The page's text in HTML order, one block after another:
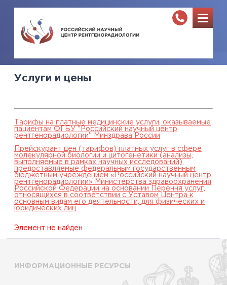
Услуги и цены
Тарифы на платные медицинские услуги, оказываемые
пациентам ФГБУ "Российский научный центр
рентгенорадиологии" Минздрава России
Прейскурант цен (тарифов) платных услуг в сфере
молекулярной биологии и цитогенетики (анализы,
выполняемые в рамках научных исследований),
предоставляемые федеральным государственным
бюджетным учреждением «Российский научный центр
рентгенорадиологии» Министерства здравоохранения
Российской Федерации на основании Перечня услуг,
относящихся в соответствии с Уставом Центра к
основным видам его деятельности, для физических и
юридических лиц.
Элемент не найден
ИНФОРМАЦИОННЫЕ РЕСУРСЫ